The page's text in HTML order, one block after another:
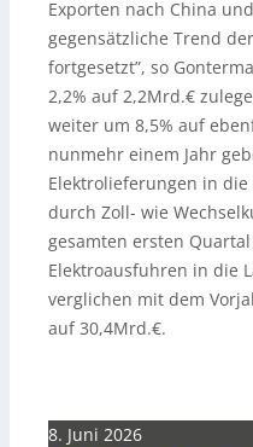
Exporten nach China
gegensätzliche Trend
fortgesetzt”, so
2,2% auf 2,2Mrd.€
weiter um 8,5% auf
nunmehr einem Jahr
Elektrolieferungen in
durch Zoll- wie
gesamten ersten
Elektroausfuhren in die
verglichen mit dem
auf 30,4Mrd.€.
8. Juni 2026